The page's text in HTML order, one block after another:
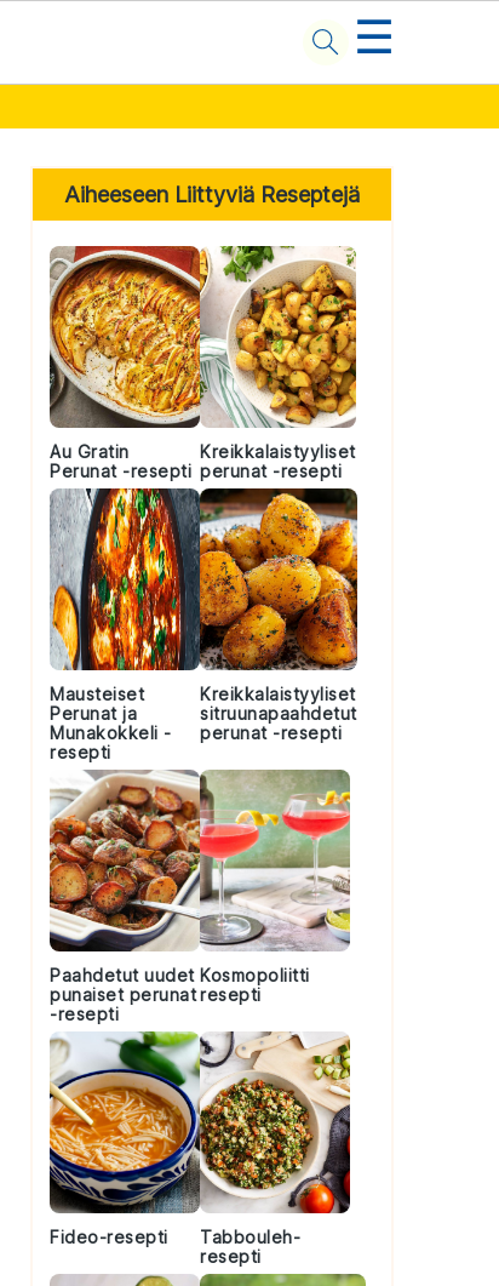
☰
Primary
Sidebar
Aiheeseen Liittyviä Reseptejä
Au Gratin
Perunat -resepti
Kreikkalaistyyliset
perunat -resepti
Mausteiset
Perunat ja
Munakokkeli -
resepti
Kreikkalaistyyliset
sitruunapaahdetut
perunat -resepti
Paahdetut uudet
punaiset perunat
-resepti
Kosmopoliitti
resepti
Fideo-resepti
Tabbouleh-
resepti